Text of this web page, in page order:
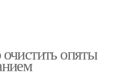
опяты